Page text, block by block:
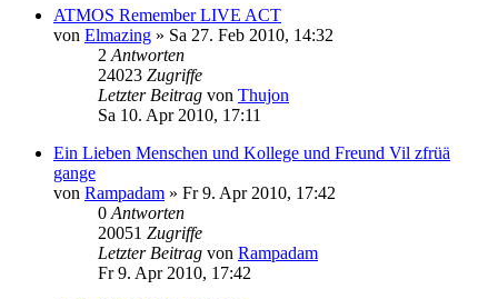
ATMOS Remember LIVE ACT
von Elmazing » Sa 27. Feb 2010, 14:32
2 Antworten
24023 Zugriffe
Letzter Beitrag von Thujon
Sa 10. Apr 2010, 17:11
Ein Lieben Menschen und Kollege und Freund Vil zfrüä
gange
von Rampadam » Fr 9. Apr 2010, 17:42
0 Antworten
20051 Zugriffe
Letzter Beitrag von Rampadam
Fr 9. Apr 2010, 17:42